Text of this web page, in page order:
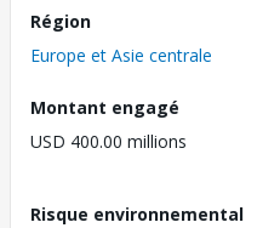
Région
Europe et Asie centrale
Montant engagé
USD 400.00 millions
Risque environnemental